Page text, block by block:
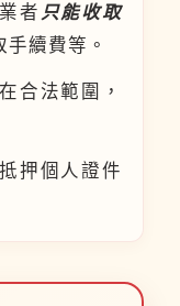
者 只能收取
續費等。
合法範圍，
押個人證件